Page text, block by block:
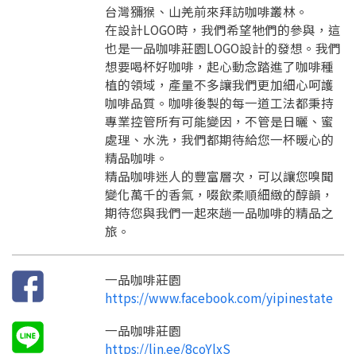
台灣獼猴、山羌前來拜訪咖啡叢林。
在設計LOGO時，我們希望牠們的參與，這
也是一品咖啡莊園LOGO設計的發想。我們
想要喝杯好咖啡，起心動念踏進了咖啡種
植的領域，產量不多讓我們更加細心呵護
咖啡品質。咖啡後製的每一道工法都秉持
專業控管所有可能變因，不管是日曬、蜜
處理、水洗，我們都期待給您一杯暖心的
精品咖啡。
精品咖啡迷人的豐富層次，可以讓您嗅聞
變化萬千的香氣，啜飲柔順細緻的醇韻，
期待您與我們一起來趟一品咖啡的精品之
旅。
一品咖啡莊園
https://www.facebook.com/yipinestate
一品咖啡莊園
https://lin.ee/8coYlxS
要註冊嗎？
嗨~這個 LINE 帳號還沒有註冊過，
只要驗證手機號碼就能完成註冊。
您要繼續嗎？
返回
請加入LINE好友
請掃描或點擊 QR code
加入「嘉義優鮮」LINE 好友，
才能繼續註冊喔。
點擊加入 LINE 好友
註冊完成
註冊完成了！
返回首頁
訊息
確認
要申請新產品嗎？
您的申請資料正在等候審查中，
返回首頁
要看申請秘笈嗎？
想知道怎麼做更容易通過審核嗎？
看看申請教學吧！
如果你已經準備好了，
直接申請 看密笈
返回首頁